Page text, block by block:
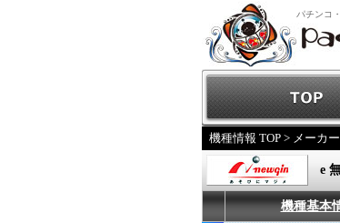
パチンコ
機種情報 TOP > メーカ
e
機種基本